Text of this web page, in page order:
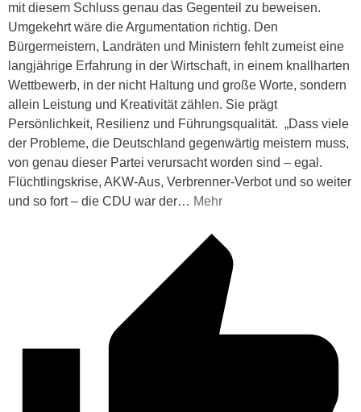
mit diesem Schluss genau das Gegenteil zu beweisen.
Umgekehrt wäre die Argumentation richtig. Den
Bürgermeistern, Landräten und Ministern fehlt zumeist eine
langjährige Erfahrung in der Wirtschaft, in einem knallharten
Wettbewerb, in der nicht Haltung und große Worte, sondern
allein Leistung und Kreativität zählen. Sie prägt
Persönlichkeit, Resilienz und Führungsqualität. „Dass viele
der Probleme, die Deutschland gegenwärtig meistern muss,
von genau dieser Partei verursacht worden sind – egal.
Flüchtlingskrise, AKW-Aus, Verbrenner-Verbot und so weiter
und so fort – die CDU war der… Mehr